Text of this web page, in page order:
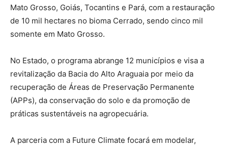
Mato Grosso, Goiás, Tocantins e Pará, com a restauração
de 10 mil hectares no bioma Cerrado, sendo cinco mil
somente em Mato Grosso.
No Estado, o programa abrange 12 municípios e visa a
revitalização da Bacia do Alto Araguaia por meio da
recuperação de Áreas de Preservação Permanente
(APPs), da conservação do solo e da promoção de
práticas sustentáveis na agropecuária.
A parceria com a Future Climate focará em modelar,